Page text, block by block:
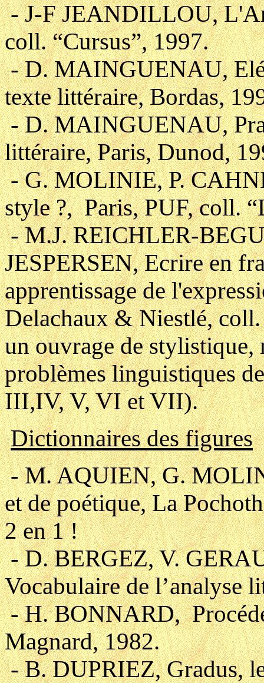
- J-F JEANDILLOU,
coll. “Cursus”, 1997.
- D. MAINGUENAU,
texte littéraire, Bordas,
- D. MAINGUENAU,
littéraire, Paris, Dunod,
- G. MOLINIE, P.
style ?, Paris, PUF, coll.
- M.J. REICHLER-
JESPERSEN, Ecrire en
apprentissage de
Delachaux & Niestlé,
un ouvrage de
problèmes linguistiques
III,IV, V, VI et VII).
Dictionnaires des figures
- M. AQUIEN, G.
et de poétique, La
2 en 1 !
- D. BERGEZ, V.
Vocabulaire de l’analyse
- H. BONNARD,
Magnard, 1982.
- B. DUPRIEZ, Gradus,